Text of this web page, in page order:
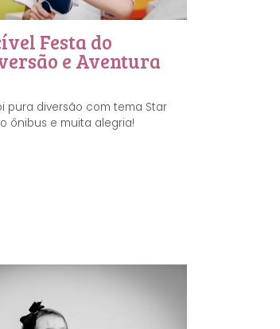
Festa do
e Aventura
pura diversão com tema Star
ônibus e muita alegria!